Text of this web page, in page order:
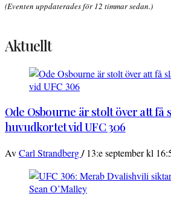
(Eventen uppdaterades för 12 timmar sedan.)
Aktuellt
Ode Osbourne är stolt över att få
huvudkortet vid UFC 306
AvCarl Strandberg/ 13:e september kl